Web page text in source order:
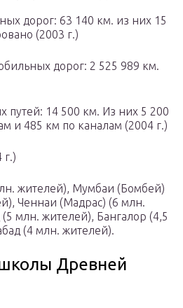
дорог: 63 140 км. из них 15
(2003 г.)
дорог: 2 525 989 км.
путей: 14 500 км. Из них 5 200
и 485 км по каналам (2004 г.)
г.)
жителей), Мумбаи (Бомбей)
Ченнаи (Мадрас) (6 млн.
млн. жителей), Бангалор (4,5
(4 млн. жителей).
Древней